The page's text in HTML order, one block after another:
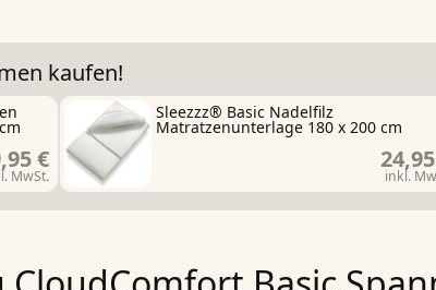
kaufen!
€
MwSt.
Sleezzz® Basic Nadelfilz
Matratzenunterlage 180 x 200 cm
inkl.